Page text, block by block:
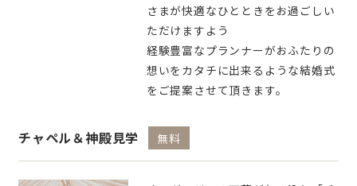
さまが快適なひとときをお過ごしい
ただけますよう
経験豊富なプランナーがおふたりの
想いをカタチに出来るような結婚式
をご提案させて頂きます。
チャペル＆神殿見学 無料